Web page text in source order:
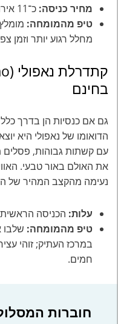
מחיר כניסה: כ־11 אירו לאדם.
טיפ מהמומחה:
מחלל רגוע יותר וזמן
בחינם
גם אם כנסיות הן בדרך
הדואומו של נאפולי היא
עם קשתות גבוהות, פסלים
את האולם באור טבעי.
נעימה מהקצב המהיר של
עלות: הכניסה
טיפ מהמומחה: שלבו
במרכז העתיק; זוהי
חמים.
חוברות